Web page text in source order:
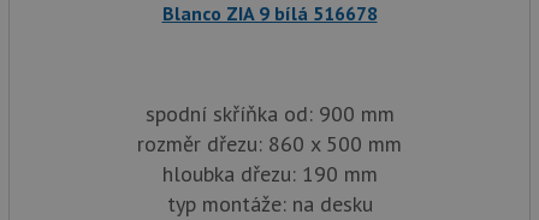
Blanco ZIA 9 bílá 516678
spodní skříňka od: 900 mm
rozměr dřezu: 860 x 500 mm
hloubka dřezu: 190 mm
typ montáže: na desku